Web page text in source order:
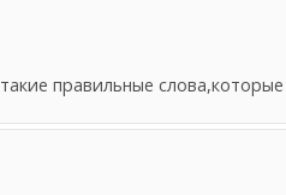
правильные